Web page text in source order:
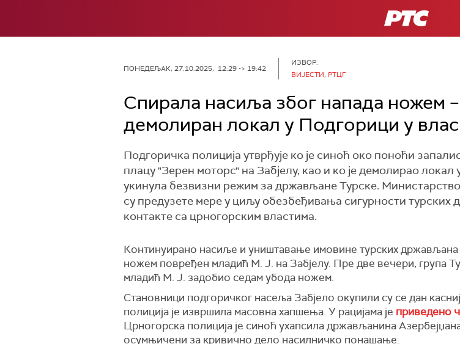
РТС
ПОНЕДЕЉАК, 27.10.2025, 12:29 -> 19:42
ИЗВОР:
ВИЈЕСТИ, РТЦГ
Спирала насиља због напада ножем
демолиран локал у Подгорици у
Подгоричка полиција утврђује ко је синоћ око поноћи
плацу "Зерен моторс" на Забјелу, као и ко је демолирао
укинула безвизни режим за држављане Турске.
су предузете мере у циљу обезбеђивања сигурности
контакте са црногорским властима.
Континуирано насиље и уништавање имовине турских држављана
ножем повређен младић М. Ј. на Забјелу. Пре две вечери, група
младић М. Ј. задобио седам убода ножем.
Становници подгоричког насеља Забјело окупили су се дан
полиција је извршила масовна хапшења. У рацијама је приведено
Црногорска полиција је синоћ ухапсила држављанина
осумњичени за кривично дело насилничко понашање.